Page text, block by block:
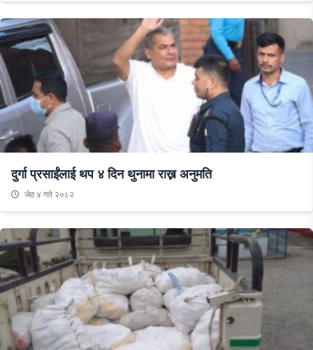
दुर्गा प्रसाईंलाई थप ४ दिन थुनामा राख्न अनुमति
जेठ ४ गते २०८२